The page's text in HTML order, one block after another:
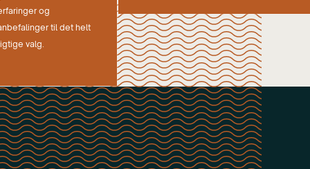
og
til det helt
valg.